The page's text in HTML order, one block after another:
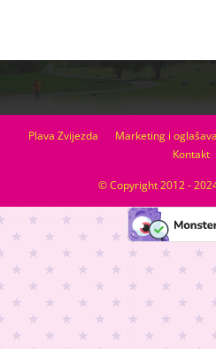
Plava Zvijezda Marketing i
Kontakt
© Copyright 2012 -